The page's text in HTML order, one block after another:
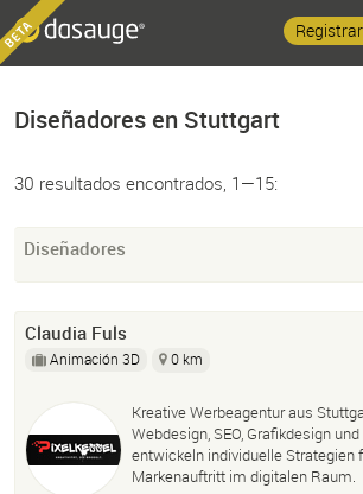
Diseñadores en Stuttgart
30 resultados encontrados, 1—15:
Diseñadores
Claudia Fuls
Animación 3D 0 km
Kreative Werbeagentur aus
Webdesign, SEO, Grafikdesign
entwickeln individuelle Strategien
Markenauftritt im digitalen Raum.